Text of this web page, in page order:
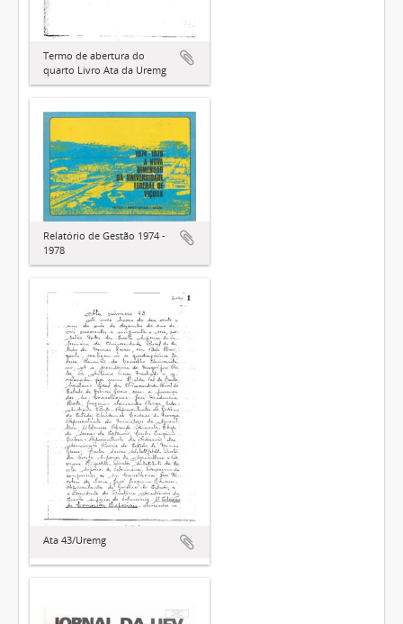
Termo de abertura do
quarto Livro Ata da Uremg
Relatório de Gestão 1974 -
1978
Ata 43/Uremg